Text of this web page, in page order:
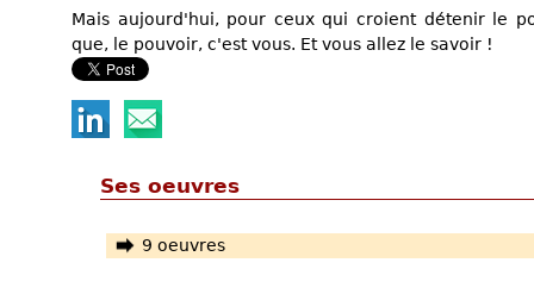
Mais aujourd'hui, pour ceux qui croient détenir le
que, le pouvoir, c'est vous. Et vous allez le savoir !
Ses oeuvres
9 oeuvres